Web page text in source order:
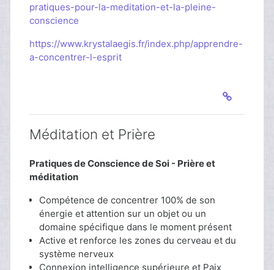
pratiques-pour-la-meditation-et-la-pleine-
conscience
https://www.krystalaegis.fr/index.php/apprendre-
a-concentrer-l-esprit
Méditation et Prière
Pratiques de Conscience de Soi - Prière et
méditation
Compétence de concentrer 100% de son
énergie et attention sur un objet ou un
domaine spécifique dans le moment présent
Active et renforce les zones du cerveau et du
système nerveux
Connexion intelligence supérieure et Paix